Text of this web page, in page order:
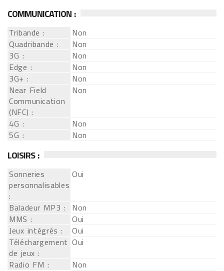
COMMUNICATION :
Tribande :
Non
Quadribande :
Non
3G :
Non
Edge :
Non
3G+ :
Non
Near Field
Communication
(NFC) :
Non
4G :
Non
5G :
Non
LOISIRS :
Sonneries
personnalisables
:
Oui
Baladeur MP3 :
Non
MMS :
Oui
Jeux intégrés :
Oui
Téléchargement
de jeux :
Oui
Radio FM :
Non